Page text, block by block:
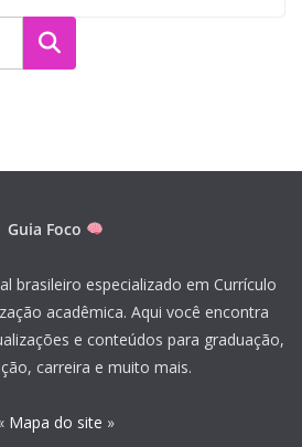
Pesquisar
Guia Foco
brasileiro especializado em Currículo
acadêmica. Aqui você encontra
e conteúdos para graduação,
carreira e muito mais.
Mapa do site »